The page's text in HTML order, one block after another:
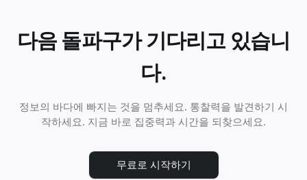
다음 돌파구가 기다리고 있습니
다.
정보의 바다에 빠지는 것을 멈추세요. 통찰력을 발견하기 시
작하세요. 지금 바로 집중력과 시간을 되찾으세요.
무료로 시작하기